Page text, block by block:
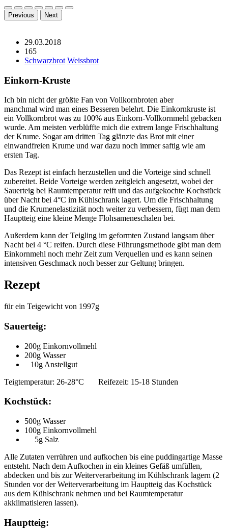
Previous Next
29.03.2018
165
Schwarzbrot Weissbrot
Einkorn-Kruste
Ich bin nicht der größte Fan von Vollkornbroten aber
manchmal wird man eines Besseren belehrt. Die Einkornkruste ist
ein Vollkornbrot was zu 100% aus Einkorn-Vollkornmehl gebacken
wurde. Am meisten verblüffte mich die extrem lange Frischhaltung
der Krume. Sogar am dritten Tag glänzte das Brot mit einer
einwandfreien Krume und war dazu noch immer saftig wie am
ersten Tag.
Das Rezept ist einfach herzustellen und die Vorteige sind schnell
zubereitet. Beide Vorteige werden zeitgleich angesetzt, wobei der
Sauerteig bei Raumtemperatur reift und das aufgekochte Kochstück
über Nacht bei 4°C im Kühlschrank lagert. Um die Frischhaltung
und die Krumenelastizität noch weiter zu verbessern, fügt man dem
Hauptteig eine kleine Menge Flohsameneschalen bei.
Außerdem kann der Teigling im geformten Zustand langsam über
Nacht bei 4 °C reifen. Durch diese Führungsmethode gibt man dem
Einkornmehl noch mehr Zeit zum Verquellen und es kann seinen
intensiven Geschmack noch besser zur Geltung bringen.
Rezept
für ein Teigewicht von 1997g
Sauerteig:
200g Einkornvollmehl
200g Wasser
10g Anstellgut
Teigtemperatur: 26-28°C Reifezeit: 15-18 Stunden
Kochstück:
500g Wasser
100g Einkornvollmehl
5g Salz
Alle Zutaten verrühren und aufkochen bis eine puddingartige Masse
entsteht. Nach dem Aufkochen in ein kleines Gefäß umfüllen,
abdecken und bis zur Weiterverarbeitung im Kühlschrank lagern (2
Stunden vor der Weiterverarbeitung im Hauptteig das Kochstück
aus dem Kühlschrank nehmen und bei Raumtemperatur
akklimatisieren lassen).
Hauptteig: